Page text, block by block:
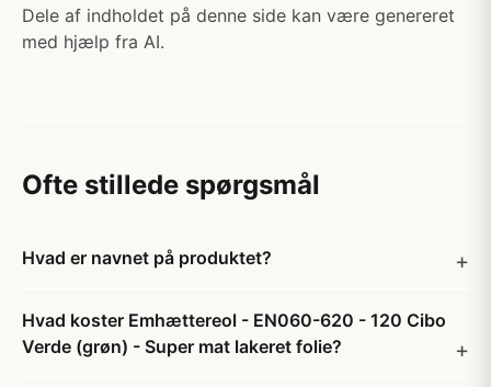
Dele af indholdet på denne side kan være genereret
med hjælp fra AI.
Ofte stillede spørgsmål
Hvad er navnet på produktet?
Hvad koster Emhættereol - EN060-620 - 120 Cibo
Verde (grøn) - Super mat lakeret folie?